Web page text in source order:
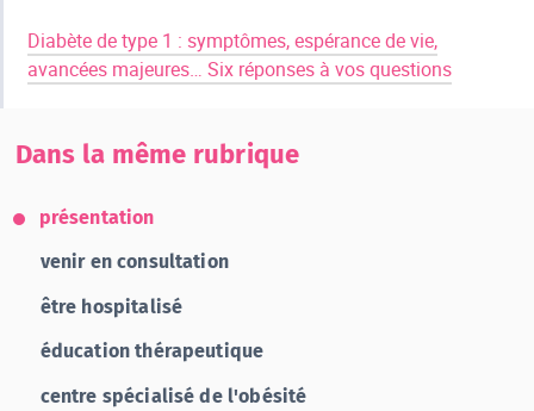
Diabète de type 1 : symptômes, espérance de vie,
avancées majeures… Six réponses à vos questions
Dans la même rubrique
présentation
venir en consultation
être hospitalisé
éducation thérapeutique
centre spécialisé de l'obésité